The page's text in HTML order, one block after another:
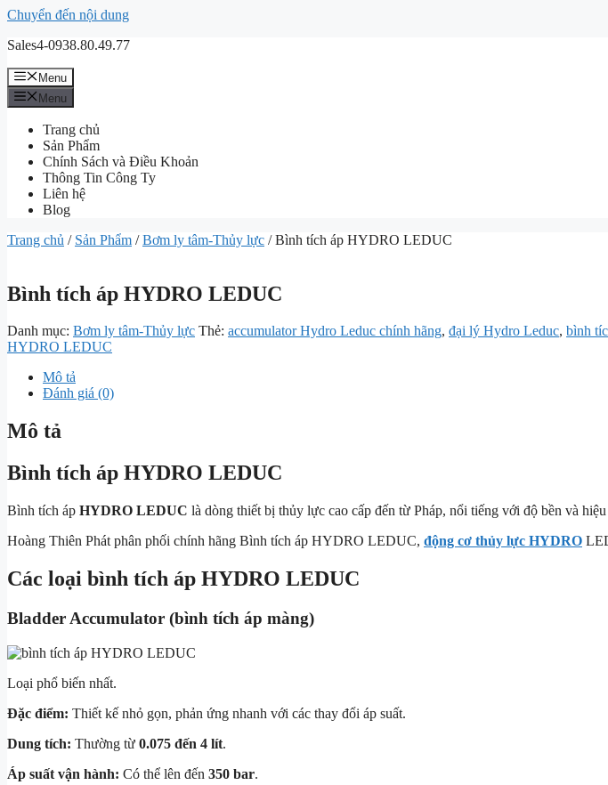
Chuyển đến nội dung
Sales4-0938.80.49.77
Menu
Menu
Trang chủ
Sản Phẩm
Chính Sách và Điều Khoản
Thông Tin Công Ty
Liên hệ
Blog
Trang chủ / Sản Phẩm /Bơm ly tâm-Thủy lực / Bình tích áp HYDRO LEDUC
Bình tích áp HYDRO LEDUC
Danh mục: Bơm ly tâm-Thủy lực Thẻ: accumulator Hydro Leduc chính hãng, đại lý Hydro Leduc, bình
HYDRO LEDUC
Mô tả
Đánh giá (0)
Mô tả
Bình tích áp HYDRO LEDUC
Bình tích áp HYDRO LEDUC là dòng thiết bị thủy lực cao cấp đến từ Pháp, nổi tiếng với độ bền và
Hoàng Thiên Phát phân phối chính hãng Bình tích áp HYDRO LEDUC, động cơ thủy lực HYDRO
Các loại bình tích áp HYDRO LEDUC
Bladder Accumulator (bình tích áp màng)
Loại phổ biến nhất.
Đặc điểm: Thiết kế nhỏ gọn, phản ứng nhanh với các thay đổi áp suất.
Dung tích: Thường từ 0.075 đến 4 lít.
Áp suất vận hành: Có thể lên đến 350 bar.